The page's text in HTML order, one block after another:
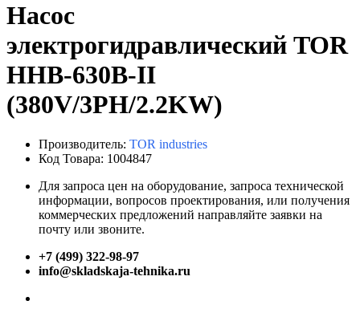
Насос
электрогидравлический TOR
HHB-630B-II
(380V/3PH/2.2KW)
Производитель: TOR industries
Код Товара: 1004847
Для запроса цен на оборудование, запроса технической
информации, вопросов проектирования, или получения
коммерческих предложений направляйте заявки на
почту или звоните.
+7 (499) 322-98-97
info@skladskaja-tehnika.ru